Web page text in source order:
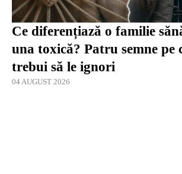
Ce diferențiază o familie
una toxică? Patru semne pe
trebui să le ignori
04 AUGUST 2026